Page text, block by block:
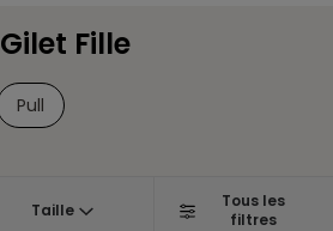
Gilet Fille
Pull
Taille
Tous les
filtres